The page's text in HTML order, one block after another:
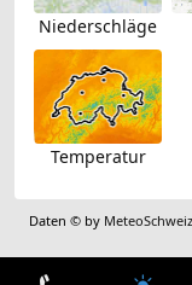
Niederschläge
Temperatur
Daten © by MeteoSchweiz